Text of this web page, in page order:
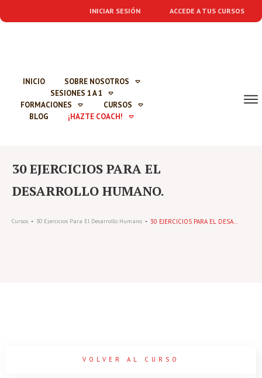
INICIAR SESIÓN ACCEDE A TUS CURSOS
INICIO
SOBRE NOSOTROS
SESIONES 1 A 1
FORMACIONES
CURSOS
BLOG
¡HAZTE COACH!
30 EJERCICIOS PARA EL
DESARROLLO HUMANO.
Cursos 30 Ejercicios Para El Desarrollo Humano
VOLVER AL CURSO